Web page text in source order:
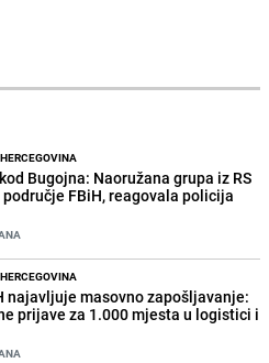
Bugojna: Naoružana grupa iz RS
područje FBiH, reagovala policija
najavljuje masovno zapošljavanje:
prijave za 1.000 mjesta u logistici i